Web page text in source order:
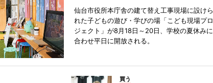
仙台市役所本庁舎の建て替え工事現場に設けら
れた子どもの遊び・学びの場「こども現場プロ
ジェクト」が8月18日～20日、学校の夏休みに
合わせ平日に開放される。
買う